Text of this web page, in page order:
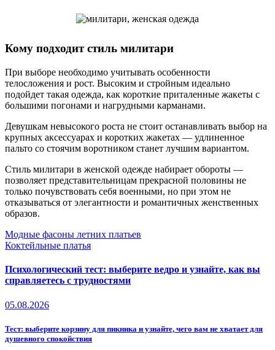
Кому подходит стиль милитари
При выборе необходимо учитывать особенности
телосложения и рост. Высоким и стройным идеально
подойдет такая одежда, как короткие приталенные жакеты с
большими погонами и нагрудными карманами.
Девушкам невысокого роста не стоит останавливать выбор на
крупных аксессуарах и коротких жакетах — удлиненное
пальто со стоячим воротником станет лучшим вариантом.
Стиль милитари в женской одежде набирает обороты —
позволяет представительницам прекрасной половины не
только почувствовать себя военными, но при этом не
отказываться от элегантности и романтичных женственных
образов.
Навигация
по
записям
Модные фасоны летних платьев
Коктейльные платья
Психологический тест: выберите ведро и узнайте, как вы
справляетесь с трудностями
05.08.2026
Тест: выберите корзину для пикника и узнайте, чего вам не хватает для
душевного спокойствия